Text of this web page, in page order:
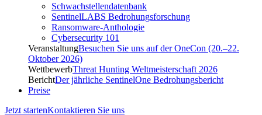
Schwachstellendatenbank
SentinelLABS Bedrohungsforschung
Ransomware-Anthologie
Cybersecurity 101
VeranstaltungBesuchen Sie uns auf der OneCon (20.–22.
Oktober 2026)
WettbewerbThreat Hunting Weltmeisterschaft 2026
BerichtDer jährliche SentinelOne Bedrohungsbericht
Preise
Jetzt startenKontaktieren Sie uns